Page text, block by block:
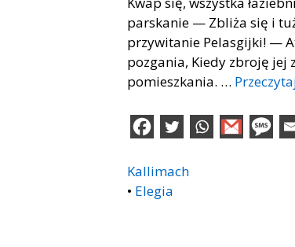
parskanie — Zbliża się i
przywitanie Pelasgijki! —
pozgania, Kiedy zbroję jej
pomieszkania. …
Kallimach
• Elegia